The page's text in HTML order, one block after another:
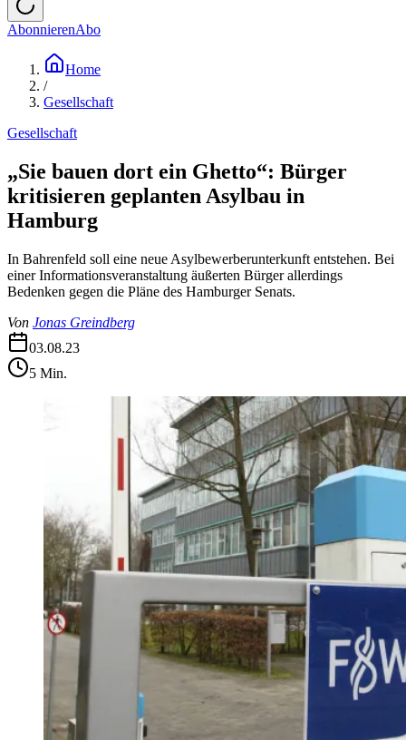
AbonnierenAbo
Home
/
Gesellschaft
Gesellschaft
„Sie bauen dort ein Ghetto“: Bürger
kritisieren geplanten Asylbau in
Hamburg
In Bahrenfeld soll eine neue Asylbewerberunterkunft entstehen. Bei
einer Informationsveranstaltung äußerten Bürger allerdings
Bedenken gegen die Pläne des Hamburger Senats.
Von Jonas Greindberg
03.08.23
5 Min.